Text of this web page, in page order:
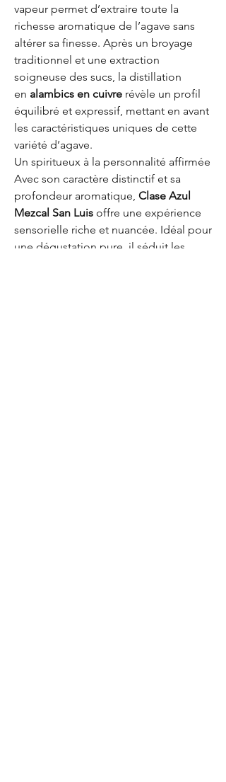
vapeur permet d’extraire toute la
richesse aromatique de l’agave sans
altérer sa finesse. Après un broyage
traditionnel et une extraction
soigneuse des sucs, la distillation
en alambics en cuivre révèle un profil
équilibré et expressif, mettant en avant
les caractéristiques uniques de cette
variété d’agave.
Un spiritueux à la personnalité affirmée
Avec son caractère distinctif et sa
profondeur aromatique, Clase Azul
Mezcal San Luis offre une expérience
sensorielle riche et nuancée. Idéal pour
une dégustation pure, il séduit les